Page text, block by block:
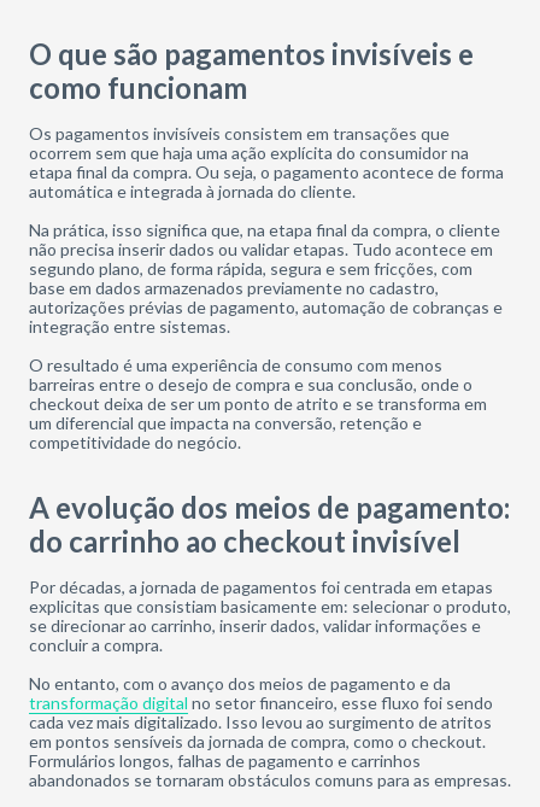
O que são pagamentos invisíveis e
como funcionam
Os pagamentos invisíveis consistem em transações que
ocorrem sem que haja uma ação explícita do consumidor na
etapa final da compra. Ou seja, o pagamento acontece de forma
automática e integrada à jornada do cliente.
Na prática, isso significa que, na etapa final da compra, o cliente
não precisa inserir dados ou validar etapas. Tudo acontece em
segundo plano, de forma rápida, segura e sem fricções, com
base em dados armazenados previamente no cadastro,
autorizações prévias de pagamento, automação de cobranças e
integração entre sistemas.
O resultado é uma experiência de consumo com menos
barreiras entre o desejo de compra e sua conclusão, onde o
checkout deixa de ser um ponto de atrito e se transforma em
um diferencial que impacta na conversão, retenção e
competitividade do negócio.
A evolução dos meios de pagamento:
do carrinho ao checkout invisível
Por décadas, a jornada de pagamentos foi centrada em etapas
explicitas que consistiam basicamente em: selecionar o produto,
se direcionar ao carrinho, inserir dados, validar informações e
concluir a compra.
No entanto, com o avanço dos meios de pagamento e da
transformação digital no setor financeiro, esse fluxo foi sendo
cada vez mais digitalizado. Isso levou ao surgimento de atritos
em pontos sensíveis da jornada de compra, como o checkout.
Formulários longos, falhas de pagamento e carrinhos
abandonados se tornaram obstáculos comuns para as empresas.